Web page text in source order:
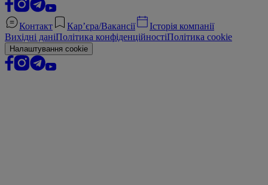
Контакт Кар’єра/Вакансії
Історія компанії
Вихідні даніПолітика конфіденційностіПолітика cookie
Налаштування cookie